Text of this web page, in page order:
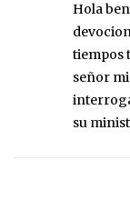
Hola
tiempos
señor
su